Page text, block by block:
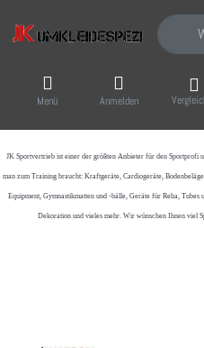
Geben
Menü Anmelden
JK Sportvertrieb ist einer der größten Anbieter für den Sportprofi
man zum Training braucht: Kraftgeräte, Cardiogeräte,
Equipment, Gymnastikmatten und -bälle, Geräte für Reha,
Dekoration und vieles mehr. Wir wünschen Ihnen viel